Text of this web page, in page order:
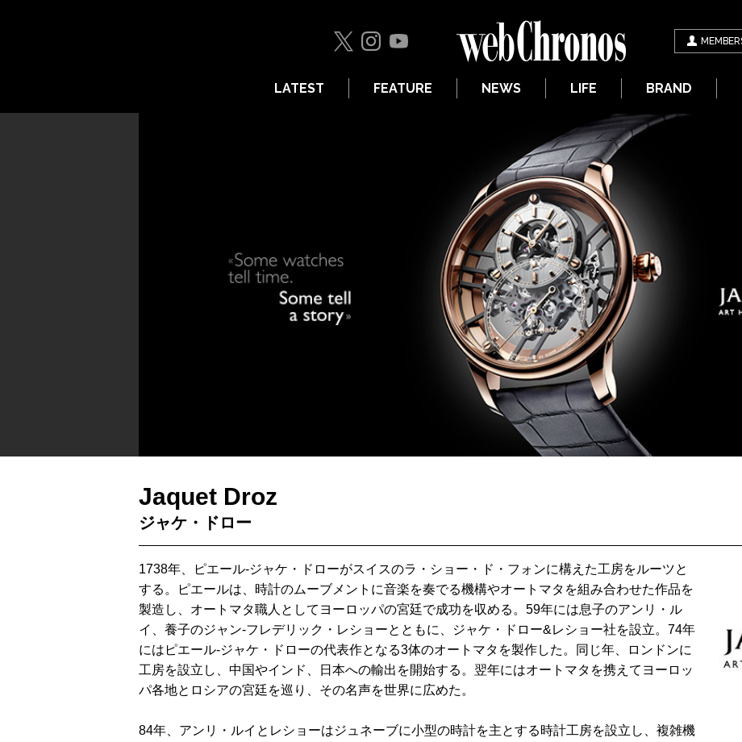
LATEST FEATURE NEWS LIFE BRAND
Jaquet Droz
ジャケ・ドロー
1738年、ピエール-ジャケ・ドローがスイスのラ・ショー・ド・フォンに構えた工房をルーツと
する。ピエールは、時計のムーブメントに音楽を奏でる機構やオートマタを組み合わせた作品を
製造し、オートマタ職人としてヨーロッパの宮廷で成功を収める。59年には息子のアンリ・ル
イ、養子のジャン-フレデリック・レショーとともに、ジャケ・ドロー&レショー社を設立。74年
にはピエール-ジャケ・ドローの代表作となる3体のオートマタを製作した。同じ年、ロンドンに
工房を設立し、中国やインド、日本への輸出を開始する。翌年にはオートマタを携えてヨーロッ
パ各地とロシアの宮廷を巡り、その名声を世界に広めた。
84年、アンリ・ルイとレショーはジュネーブに小型の時計を主とする時計工房を設立し、複雑機